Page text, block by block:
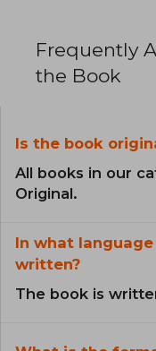
Frequently
the Book
Is the book
All books in our
Original.
In what
written?
The book is